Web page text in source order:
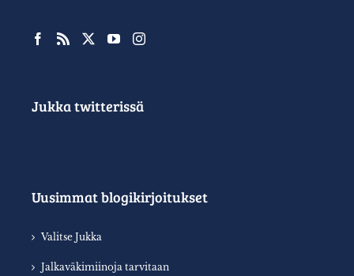
Jukka twitterissä
Uusimmat blogikirjoitukset
Valitse Jukka
Jalkaväkimiinoja tarvitaan